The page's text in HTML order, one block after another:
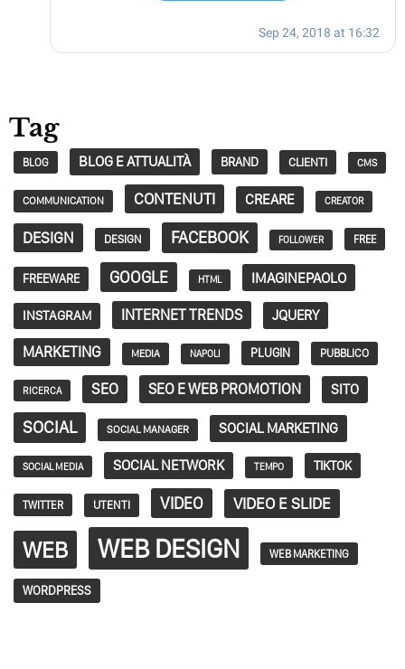
Tag
BLOG BLOG E ATTUALITÀ BRAND CLIENTI CMS
COMMUNICATION CONTENUTI CREARE CREATOR
DESIGN DESIGN FACEBOOK FOLLOWER FREE
FREEWARE GOOGLE HTML IMAGINEPAOLO
INSTAGRAM INTERNET TRENDS JQUERY
MARKETING MEDIA NAPOLI PLUGIN PUBBLICO
RICERCA SEO SEO E WEB PROMOTION SITO
SOCIAL SOCIAL MANAGER SOCIAL MARKETING
SOCIAL MEDIA SOCIAL NETWORK TEMPO TIKTOK
TWITTER UTENTI VIDEO VIDEO E SLIDE
WEB WEB DESIGN WEB MARKETING
WORDPRESS